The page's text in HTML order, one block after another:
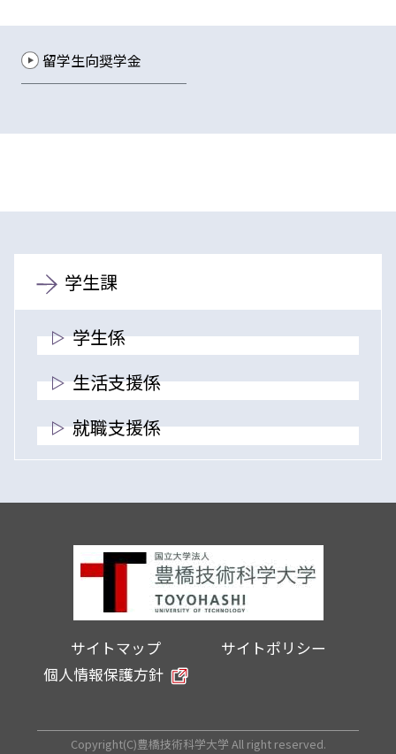
留学生向奨学金
学生課
学生係
生活支援係
就職支援係
サイトマップ
サイトポリシー
個人情報保護方針
Copyright(C)豊橋技術科学大学 All right reserved.